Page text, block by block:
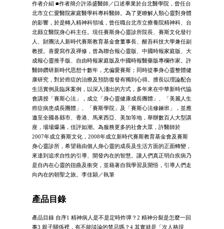
作者介紹 ■作者簡介許添盛醫師／口述畢業於台北醫學院，曾任台
北市立仁愛醫院家庭醫學科專科醫師。為了更瞭解人類心靈對身體
的影響，於是轉入精神科領域，曾任職台北市立療養院精神科、台
北縣立醫院身心科主任。現任賽斯身心靈診所院長、賽斯文化發行
人、財團法人新時代賽斯教育基金會董事長、醒吾科技大學兼任副
教授。喜愛寫作及禪修，曾為聯合報心靈版、中國時報家庭版、大
成報心靈推手版、自由時報家庭版及中國時報醫藥版專欄作家。許
醫師鑽研新時代思想十數年，尤偏愛賽斯；同時從事身心靈整體健
康研究，對於癌症的治療及預防復發有獨到心得。擅長以理論配合
生活實例及臨床案例，以深入淺出的方式，多年來在中華新時代協
會講授「賽斯心法」，成立「身心靈健康成長團體」、「美麗人生
癌症病患成長團體」、「賽斯學院」及「賽斯心法修鍊班」，並應
邀至全國各縣市、香港、馬來西亞、美加等地，舉辦數百人大型講
座，場場爆滿，佳評如潮。為服務更多的社會大眾，許醫師於
2007年成立賽斯文化，2008年成立新時代賽斯教育基金會及賽斯
身心靈診所，希望藉由個人身心靈的成長及生活方面的正面轉變，
來達到追求自性的引導、開發內在的智慧。讓人們真正明白疾病乃
是自內在心靈的扭曲及衝突，並藉著自我學習及開悟，引導人們走
向內在的朝聖之旅。李佳穎／執筆
產品目錄
產品目錄 自序1 精神病人是不是定時炸彈？2 精神分裂是怎麼一回
事3 親子關係裡，有不能談論的禁忌嗎？4 其實就是「次人格現